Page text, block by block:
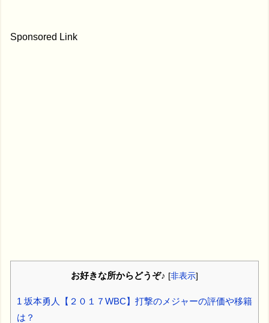
Sponsored Link
お好きな所からどうぞ♪ [非表示]
1 坂本勇人【２０１７WBC】打撃のメジャーの評価や移籍
は？